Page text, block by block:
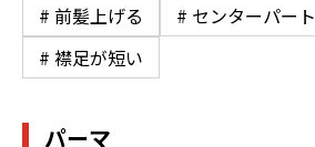
# 前髪上げる # センターパート
# 襟足が短い
パーマ